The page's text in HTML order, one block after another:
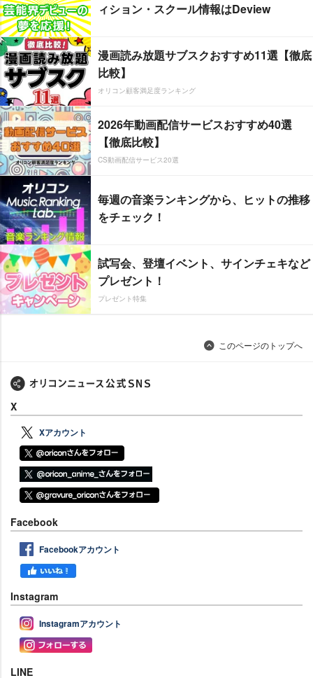
ィション・スクール情報はDeview
漫画読み放題サブスクおすすめ11選【徹底
比較】
オリコン顧客満足度ランキング
2026年動画配信サービスおすすめ40選
【徹底比較】
CS動画配信サービス20選
毎週の音楽ランキングから、ヒットの推移
をチェック！
試写会、登壇イベント、サインチェキなど
プレゼント！
プレゼント特集
このページのトップへ
X
Xアカウント
Facebook
Facebookアカウント
Instagram
Instagramアカウント
LINE